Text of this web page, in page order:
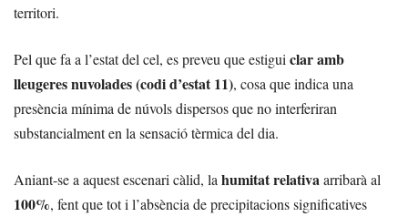
territori.
Pel que fa a l’estat del cel, es preveu que estiguiclar amb
lleugeres nuvolades (codi d’estat 11), cosa que indica una
presència mínima de núvols dispersos que no interferiran
substancialment en la sensació tèrmica del dia.
Aniant-se a aquest escenari càlid, lahumitat relativaarribarà al
100%, fent que tot i l’absència de precipitacions significatives